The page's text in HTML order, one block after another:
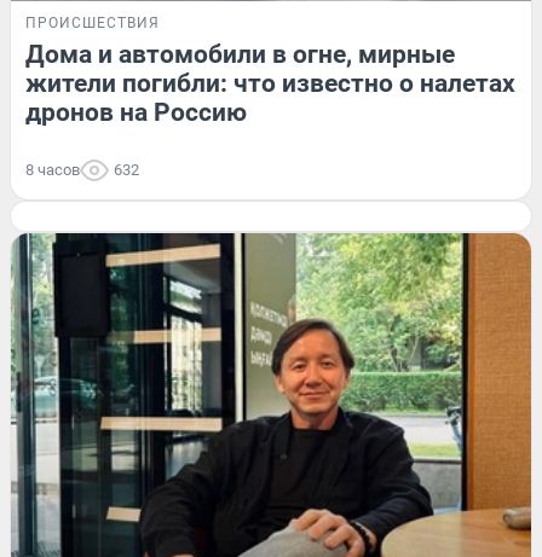
ПРОИСШЕСТВИЯ
Дома и автомобили в огне, мирные
жители погибли: что известно о налетах
дронов на Россию
8 часов 632